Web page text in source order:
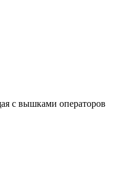
с вышками операторов